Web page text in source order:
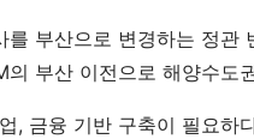
부산으로 변경하는 정관
부산 이전으로 해양수도
, 금융 기반 구축이 필요